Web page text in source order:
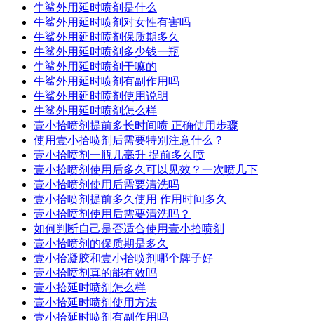
牛鲨外用延时喷剂是什么
牛鲨外用延时喷剂对女性有害吗
牛鲨外用延时喷剂保质期多久
牛鲨外用延时喷剂多少钱一瓶
牛鲨外用延时喷剂干嘛的
牛鲨外用延时喷剂有副作用吗
牛鲨外用延时喷剂使用说明
牛鲨外用延时喷剂怎么样
壹小拾喷剂提前多长时间喷 正确使用步骤
使用壹小拾喷剂后需要特别注意什么？
壹小拾喷剂一瓶几毫升 提前多久喷
壹小拾喷剂使用后多久可以见效？一次喷几下
壹小拾喷剂使用后需要清洗吗
壹小拾喷剂提前多久使用 作用时间多久
壹小拾喷剂使用后需要清洗吗？
如何判断自己是否适合使用壹小拾喷剂
壹小拾喷剂的保质期是多久
壹小拾凝胶和壹小拾喷剂哪个牌子好
壹小拾喷剂真的能有效吗
壹小拾延时喷剂怎么样
壹小拾延时喷剂使用方法
壹小拾延时喷剂有副作用吗